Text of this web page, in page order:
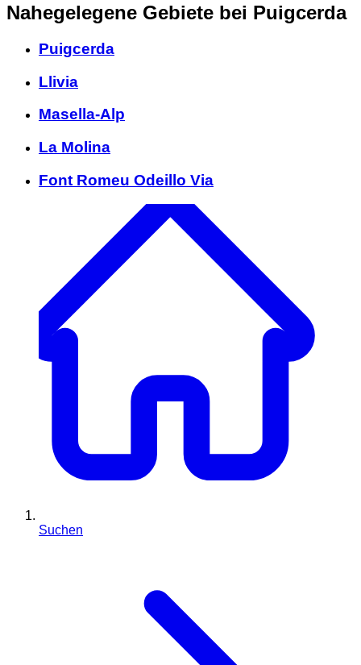
Nahegelegene Gebiete bei Puigcerda
Puigcerda
Llivia
Masella-Alp
La Molina
Font Romeu Odeillo Via
Suchen